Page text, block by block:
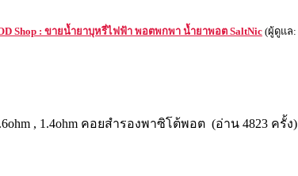
Shop : ขายน้ำยาบุหรี่ไฟฟ้า พอตพกพา น้ำยาพอต SaltNic(ผู้ดูแล:
, 1.4ohm คอยสำรองพาซิโต้พอต (อ่าน 4823 ครั้ง)